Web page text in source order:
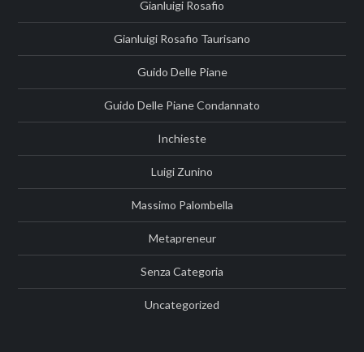
Gianluigi Rosafio
Gianluigi Rosafio Taurisano
Guido Delle Piane
Guido Delle Piane Condannato
Inchieste
Luigi Zunino
Massimo Palombella
Metapreneur
Senza Categoria
Uncategorized